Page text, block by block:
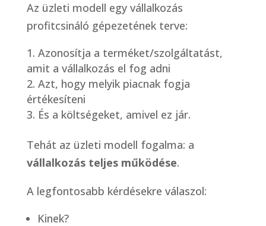
Az üzleti modell egy vállalkozás
profitcsináló gépezetének terve:
Azonosítja a terméket/szolgáltatást,
amit a vállalkozás el fog adni
Azt, hogy melyik piacnak fogja
értékesíteni
És a költségeket, amivel ez jár.
Tehát az üzleti modell fogalma: a
vállalkozás teljes működése.
A legfontosabb kérdésekre válaszol:
Kinek?